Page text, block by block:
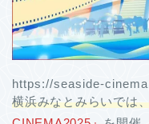
https://seaside-
横浜みなとみらいでは